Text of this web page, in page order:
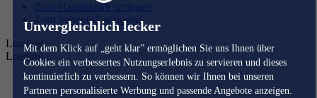
Unvergleichlich lecker
Mit dem Klick auf „geht klar” ermöglichen Sie uns Ihnen über
Cookies ein verbessertes Nutzungserlebnis zu servieren und dieses
kontinuierlich zu verbessern. So können wir Ihnen bei unseren
Partnern personalisierte Werbung und passende Angebote anzeigen.
Zum Hauptinhalt springen
Zum Seitenfuß springen
Loading...
Loading...